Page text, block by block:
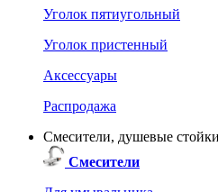
Уголок пятиугольный
Уголок пристенный
Аксессуары
Распродажа
Смесители, душевые стойки
Смесители